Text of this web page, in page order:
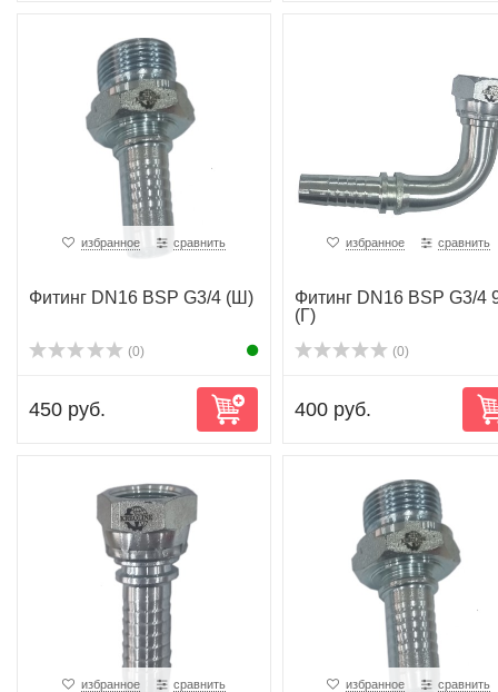
избранное сравнить
Фитинг DN16 BSP G3/4 (Ш)
(0)
450 руб.
избранное сравнить
Фитинг DN16 BSP G3/4
(Г)
(0)
400 руб.
избранное сравнить избранное сравнить